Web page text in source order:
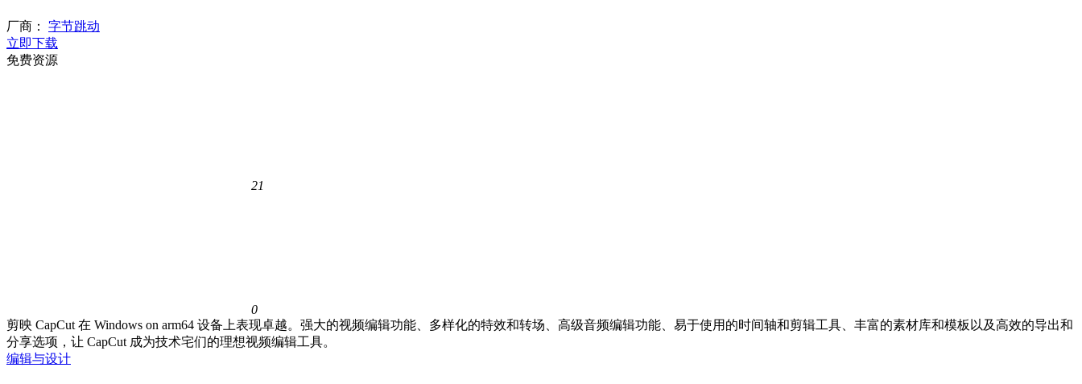
厂商：
字节跳动
立即下载
免费资源
21
0
剪映 CapCut 在 Windows on arm64 设备上表现卓越。强大的视频编辑功能、多样化的特效和转场、高级音频编辑功能、易于使用的时间轴和剪辑工具、丰富的素材库和模板以及高效的导出和
分享选项，让 CapCut 成为技术宅们的理想视频编辑工具。
编辑与设计